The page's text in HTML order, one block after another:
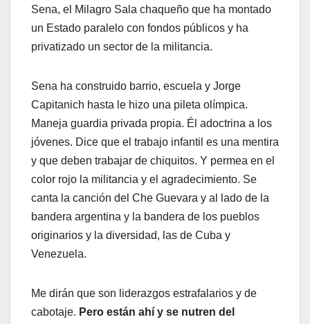
Sena, el Milagro Sala chaqueño que ha montado
un Estado paralelo con fondos públicos y ha
privatizado un sector de la militancia.
Sena ha construido barrio, escuela y Jorge
Capitanich hasta le hizo una pileta olímpica.
Maneja guardia privada propia. Él adoctrina a los
jóvenes. Dice que el trabajo infantil es una mentira
y que deben trabajar de chiquitos. Y permea en el
color rojo la militancia y el agradecimiento. Se
canta la canción del Che Guevara y al lado de la
bandera argentina y la bandera de los pueblos
originarios y la diversidad, las de Cuba y
Venezuela.
Me dirán que son liderazgos estrafalarios y de
cabotaje. Pero están ahí y se nutren del